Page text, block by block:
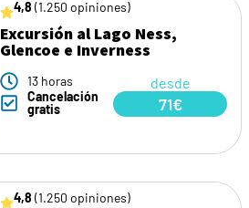
4,8 (1.250 opiniones)
Excursión al Lago Ness,
Glencoe e Inverness
13 horas
Cancelación
gratis
desde
71€
4,8 (1.250 opiniones)